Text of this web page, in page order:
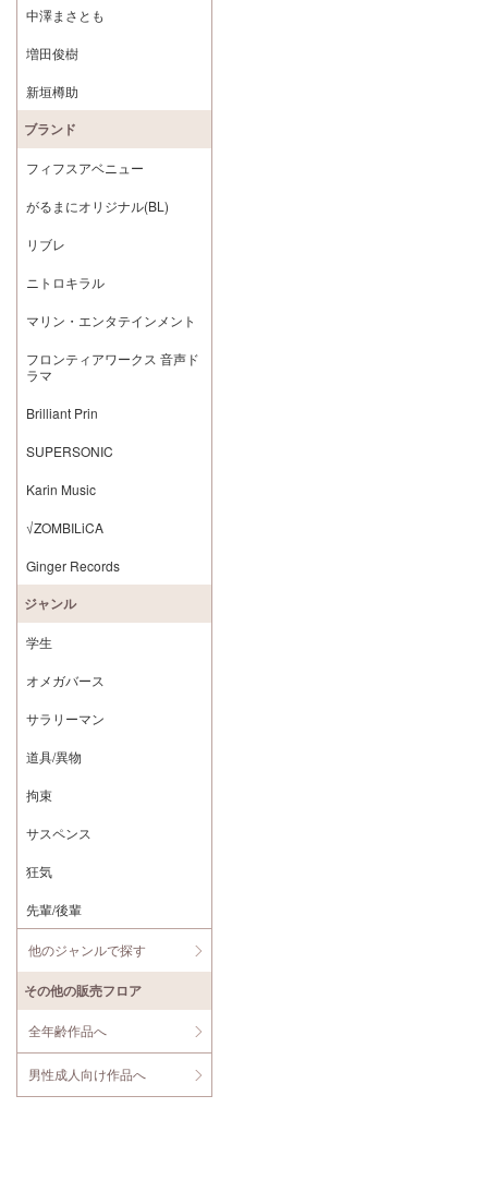
中澤まさとも
増田俊樹
新垣樽助
ブランド
フィフスアベニュー
がるまにオリジナル(BL)
リブレ
ニトロキラル
マリン・エンタテインメント
フロンティアワークス 音声ド
ラマ
Brilliant Prin
SUPERSONIC
Karin Music
√ZOMBILiCA
Ginger Records
ジャンル
学生
オメガバース
サラリーマン
道具/異物
拘束
サスペンス
狂気
先輩/後輩
他のジャンルで探す
その他の販売フロア
全年齢作品へ
男性成人向け作品へ